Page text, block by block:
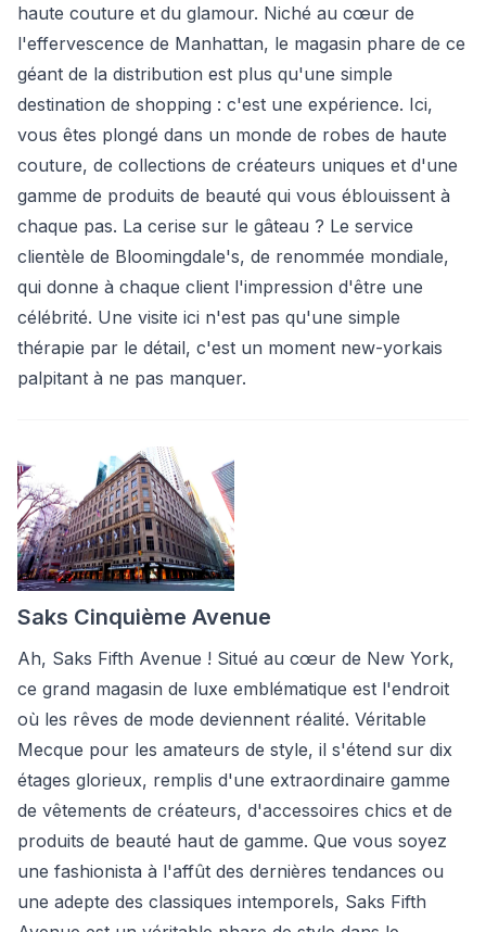
haute couture et du glamour. Niché au cœur de
l'effervescence de Manhattan, le magasin phare de ce
géant de la distribution est plus qu'une simple
destination de shopping : c'est une expérience. Ici,
vous êtes plongé dans un monde de robes de haute
couture, de collections de créateurs uniques et d'une
gamme de produits de beauté qui vous éblouissent à
chaque pas. La cerise sur le gâteau ? Le service
clientèle de Bloomingdale's, de renommée mondiale,
qui donne à chaque client l'impression d'être une
célébrité. Une visite ici n'est pas qu'une simple
thérapie par le détail, c'est un moment new-yorkais
palpitant à ne pas manquer.
Saks Cinquième Avenue
Ah, Saks Fifth Avenue ! Situé au cœur de New York,
ce grand magasin de luxe emblématique est l'endroit
où les rêves de mode deviennent réalité. Véritable
Mecque pour les amateurs de style, il s'étend sur dix
étages glorieux, remplis d'une extraordinaire gamme
de vêtements de créateurs, d'accessoires chics et de
produits de beauté haut de gamme. Que vous soyez
une fashionista à l'affût des dernières tendances ou
une adepte des classiques intemporels, Saks Fifth